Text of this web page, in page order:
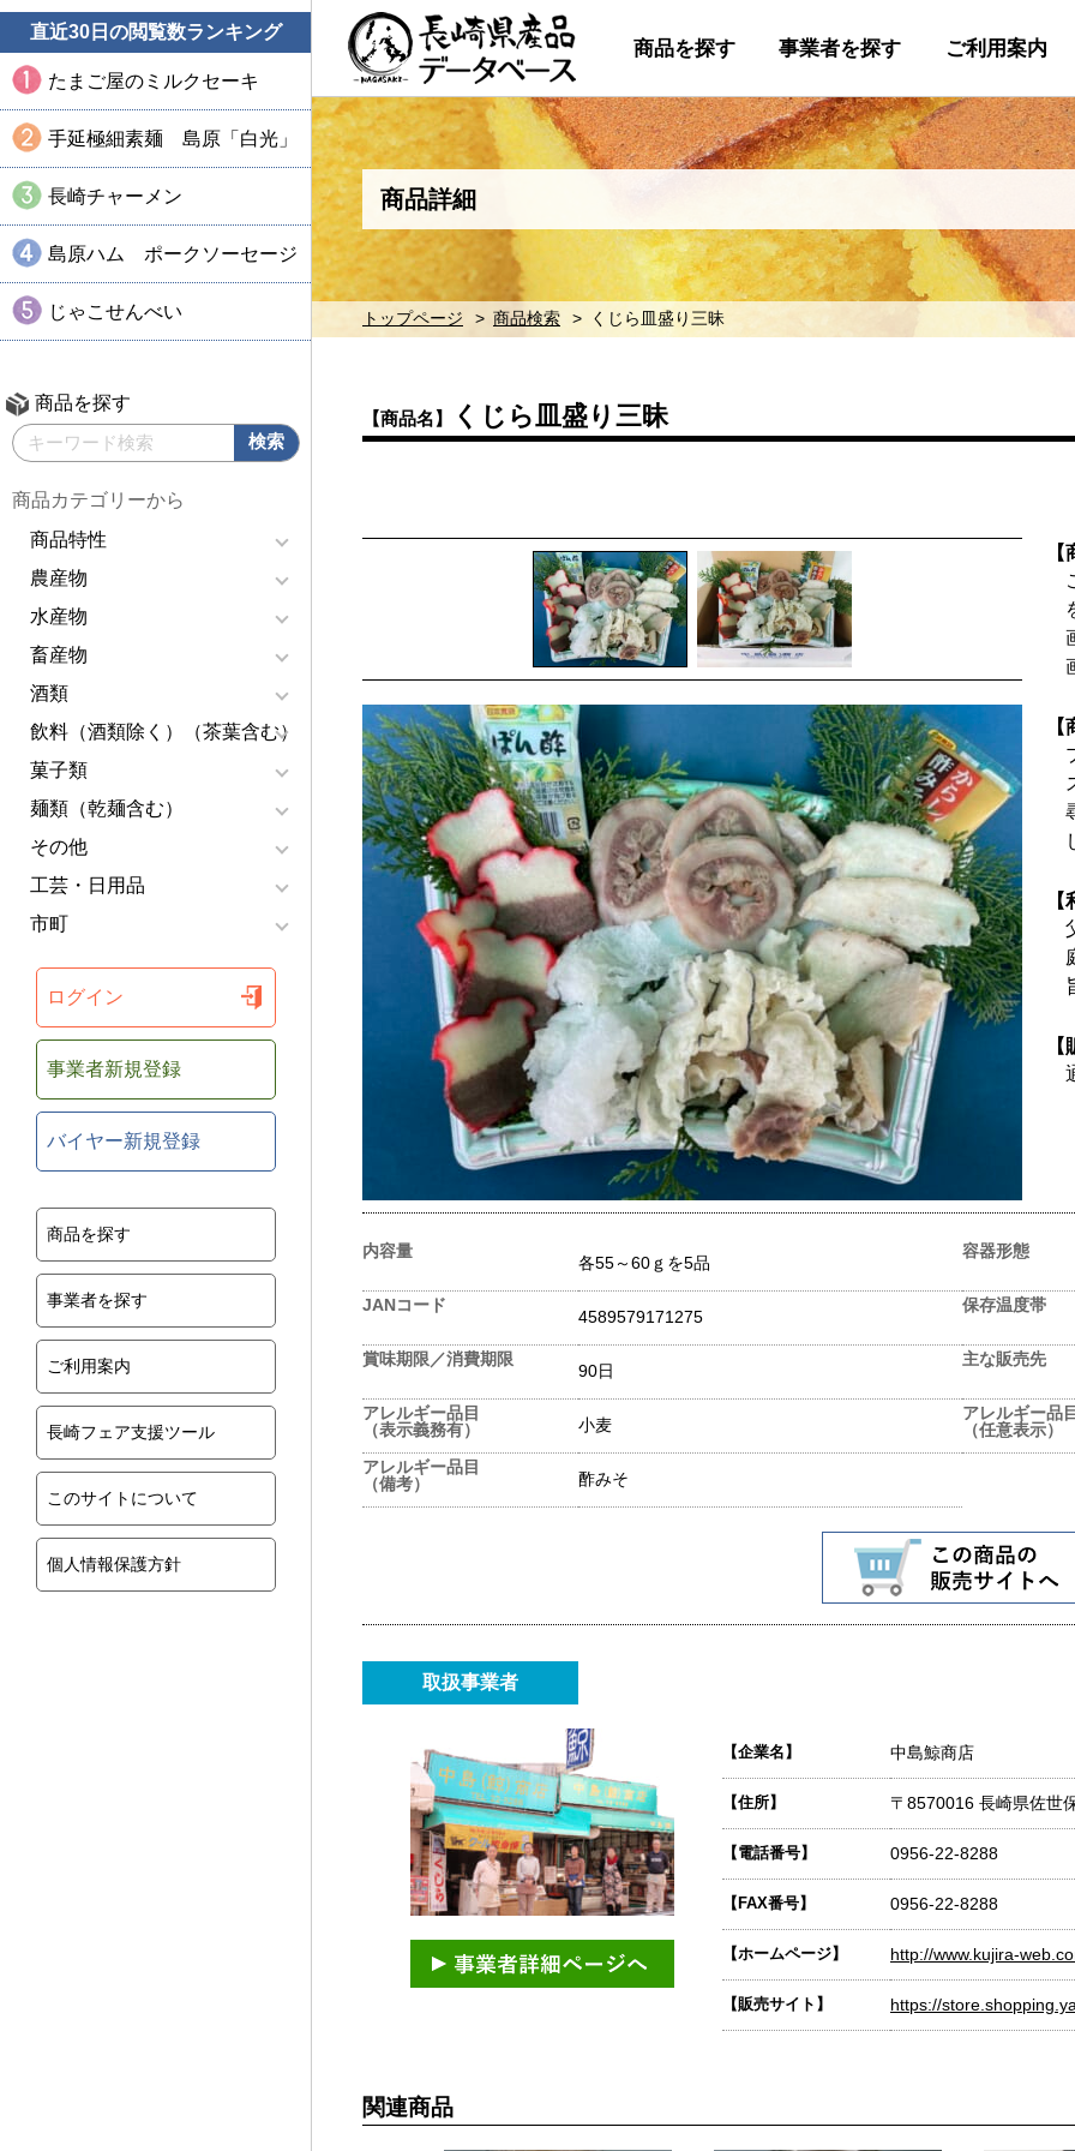
直近30日の閲覧数ランキング
たまご屋のミルクセーキ
手延極細素麺 島原「白光」
長崎チャーメン
島原ハム ポークソーセージ
じゃこせんべい
商品を探す
商品カテゴリーから
商品特性
農産物
水産物
畜産物
酒類
飲料（酒類除く）（茶葉含む）
菓子類
麺類（乾麺含む）
その他
工芸・日用品
市町
ログイン
事業者新規登録
バイヤー新規登録
商品を探す
事業者を探す
ご利用案内
長崎フェア支援ツール
このサイトについて
個人情報保護方針
商品を探す 事業者を探す ご利用案内
商品詳細
トップページ 商品検索 くじら皿盛り三昧
【商品名】 くじら皿盛り三昧
内容量
各55～60ｇを5品
容器形態
JANコード
4589579171275
保存温度帯
賞味期限／消費期限
90日
主な販売先
アレルギー品目
（表示義務有）
小麦
アレルギー品
（任意表示）
アレルギー品目
（備考）
酢みそ
取扱事業者
【企業名】 中島鯨商店
【住所】 〒8570016 長崎県佐世
【電話番号】 0956-22-8288
【FAX番号】 0956-22-8288
【ホームページ】 http://www.kujira-
【販売サイト】 https://
関連商品